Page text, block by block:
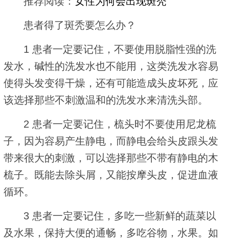
患者得了斑秃要怎么办？
1 患者一定要记住，不要使用脱脂性强的洗
发水，碱性的洗发水也不能用，这类洗发水容易
使得头发变得干燥，还有可能造成头皮坏死，应
该选择那些不刺激温和的洗发水来清洗头部。
2 患者一定要记住，梳头时不要使用尼龙梳
子，因为容易产生静电，而静电会给头皮跟头发
带来很大的刺激，可以选择那些不带有静电的木
梳子。既能去除头屑，又能按摩头皮，促进血液
循环。
3 患者一定要记住，多吃一些新鲜的蔬菜以
及水果，保持大便的通畅，多吃谷物，水果。如